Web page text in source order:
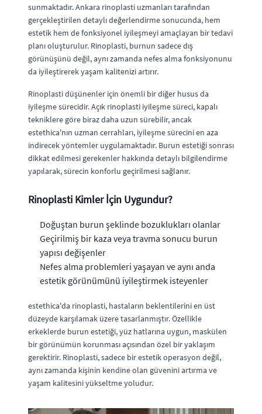
sunmaktadır. Ankara rinoplasti uzmanları tarafından
gerçekleştirilen detaylı değerlendirme sonucunda, hem
estetik hem de fonksiyonel iyileşmeyi amaçlayan bir tedavi
planı oluşturulur. Rinoplasti, burnun sadece dış
görünüşünü değil, aynı zamanda nefes alma fonksiyonunu
da iyileştirerek yaşam kalitenizi artırır.
Rinoplasti düşünenler için önemli bir diğer husus da
iyileşme sürecidir. Açık rinoplasti iyileşme süreci, kapalı
tekniklere göre biraz daha uzun sürebilir, ancak
estethica'nın uzman cerrahları, iyileşme sürecini en aza
indirecek yöntemler uygulamaktadır. Burun estetiği sonrası
dikkat edilmesi gerekenler hakkında detaylı bilgilendirme
yapılarak, sürecin konforlu geçirilmesi sağlanır.
Rinoplasti Kimler İçin Uygundur?
Doğuştan burun şeklinde bozuklukları olanlar
Geçirilmiş bir kaza veya travma sonucu burun
yapısı değişenler
Nefes alma problemleri yaşayan ve aynı anda
estetik görünümünü iyileştirmek isteyenler
estethica'da rinoplasti, hastaların beklentilerini en üst
düzeyde karşılamak üzere tasarlanmıştır. Özellikle
erkeklerde burun estetiği, yüz hatlarına uygun, maskülen
bir görünümün korunması açısından özel bir yaklaşım
gerektirir. Rinoplasti, sadece bir estetik operasyon değil,
aynı zamanda kişinin kendine olan güvenini artırma ve
yaşam kalitesini yükseltme yoludur.